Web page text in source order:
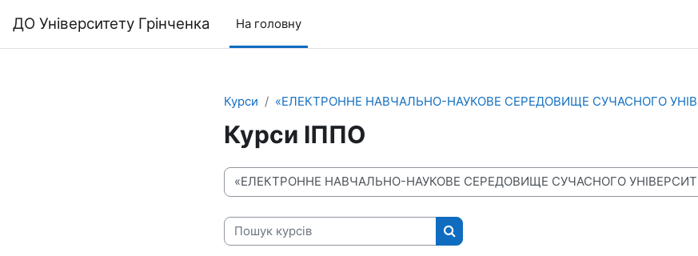
ДО Університету Грінченка На головну
Курси «ЕЛЕКТРОННЕ НАВЧАЛЬНО-НАУКОВЕ СЕРЕДОВИЩЕ СУЧАСНОГО
Курси ІППО
Категорії курсів
Пошук курсів
Пошук курсів